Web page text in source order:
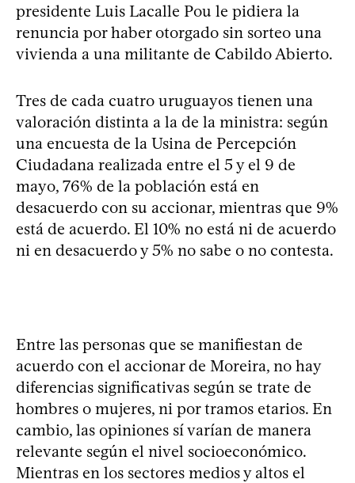
presidente Luis Lacalle Pou le pidiera la
renuncia por haber otorgado sin sorteo una
vivienda a una militante de Cabildo Abierto.
Tres de cada cuatro uruguayos tienen una
valoración distinta a la de la ministra: según
una encuesta de la Usina de Percepción
Ciudadana realizada entre el 5 y el 9 de
mayo, 76% de la población está en
desacuerdo con su accionar, mientras que 9%
está de acuerdo. El 10% no está ni de acuerdo
ni en desacuerdo y 5% no sabe o no contesta.
Entre las personas que se manifiestan de
acuerdo con el accionar de Moreira, no hay
diferencias significativas según se trate de
hombres o mujeres, ni por tramos etarios. En
cambio, las opiniones sí varían de manera
relevante según el nivel socioeconómico.
Mientras en los sectores medios y altos el